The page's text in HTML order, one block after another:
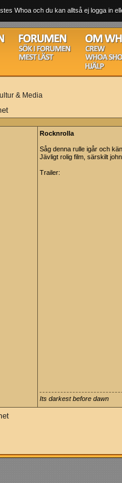
Whoa och du kan alltså ej logga in
& Media
Rocknrolla
Såg denna rulle igår och
Jävligt rolig film, särskilt
Trailer:
Its darkest before dawn